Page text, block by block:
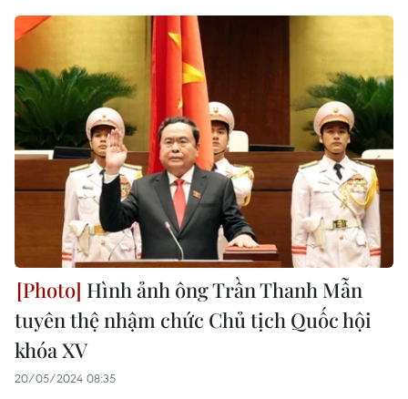
Hình ảnh ông Trần Thanh Mẫn
tuyên thệ nhậm chức Chủ tịch Quốc hội
khóa XV
20/05/2024 08:35